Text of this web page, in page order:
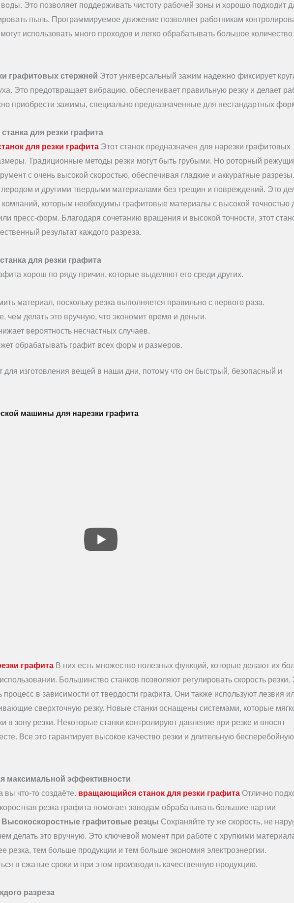
Это позволяет поддерживать чистоту рабочей зоны и хорошо подходит
пыль. Программируемое движение позволяет работникам
использовать много проходов и легко обрабатывать большое количество
графитовых стержней Этот универсальный зажим надежно фиксирует
Это предотвращает вибрацию, обеспечивает правильную резку и делает
приобрести зажимы, специально предназначенные для нестандартных
для резки графита
для резки графита Этот станок предназначен для нарезки графитовых
Традиционные методы резки могут быть грубыми. Но роторный
с очень высокой скоростью, обеспечивая гладкие и аккуратные
и другими твердыми материалами без трещин и повреждений. Это
которым необходимы графитовые материалы с высокой точностью
пресс-форм. Благодаря сочетанию вращения и высокой точности, этот
результат каждого разреза.
для резки графита
хорош по ряду причин, которые выделяют его среди других.
материал, поскольку резка выполняется правильно с первого раза.
чем делать это вручную, что экономит время и деньги.
вероятность несчастных случаев.
обрабатывать графит всех форм и размеров.
для изготовления вещей в наши дни, потому что он быстрый, безопасный и
машины для нарезки графита
графита В них есть множество полезных функций, которые делают их
Большинство станков позволяют регулировать скорость резки.
процесс в зависимости от твердости графита. Они также используют лезвия
сверхточную резку. Новые станки оснащены системами, которые
зону резки. Некоторые станки контролируют давление при резке и вносят
Все это гарантирует высокое качество резки и длительную бесперебойную
максимальной эффективности
что-то создаёте. вращающийся станок для резки графита Отлично
резка графита помогает заводам обрабатывать большие партии
Высокоскоростные графитовые резцы Сохраняйте ту же скорость, не
делать это вручную. Это ключевой момент при работе с хрупкими
резка, тем больше продукции и тем больше экономия электроэнергии.
в сжатые сроки и при этом производить качественную продукцию.
разреза